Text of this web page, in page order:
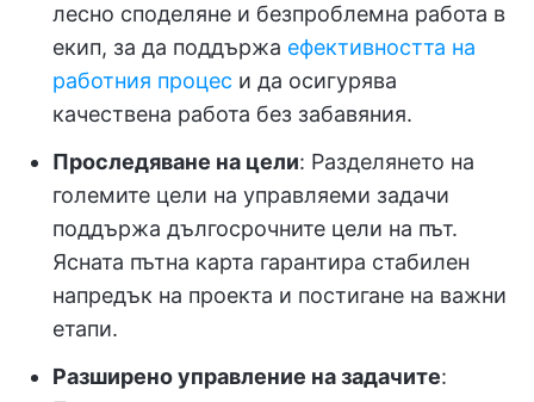
лесно споделяне и безпроблемна работа в
екип, за да поддържа ефективността на
работния процес и да осигурява
качествена работа без забавяния.
Проследяване на цели: Разделянето на
големите цели на управляеми задачи
поддържа дългосрочните цели на път.
Ясната пътна карта гарантира стабилен
напредък на проекта и постигане на важни
етапи.
Разширено управление на задачите: